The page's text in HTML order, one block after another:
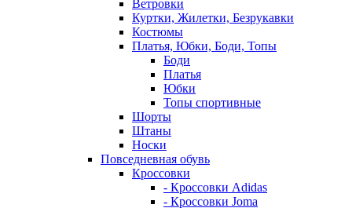
Ветровки
Куртки, Жилетки, Безрукавки
Костюмы
Платья, Юбки, Боди, Топы
Боди
Платья
Юбки
Топы спортивные
Шорты
Штаны
Носки
Повседневная обувь
Кроссовки
- Кроссовки Adidas
- Кроссовки Joma